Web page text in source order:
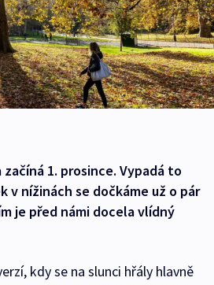
1. prosince. Vypadá to
v nížinách se dočkáme už o pár
je před námi docela vlídný
kdy se na slunci hřály hlavně